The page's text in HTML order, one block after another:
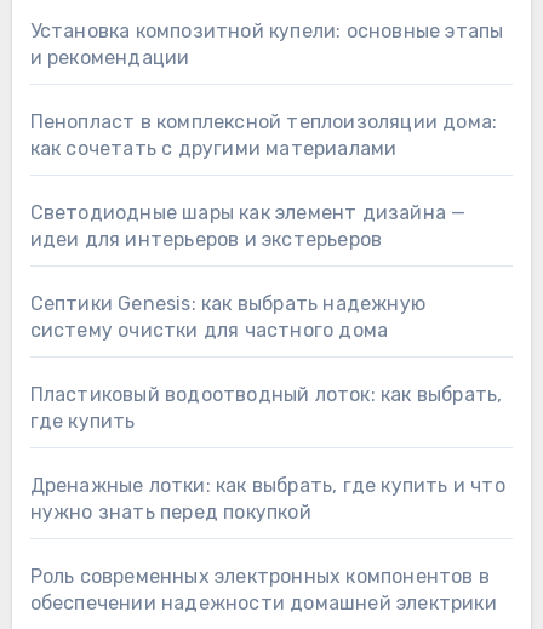
Установка композитной купели: основные этапы
и рекомендации
Пенопласт в комплексной теплоизоляции дома:
как сочетать с другими материалами
Светодиодные шары как элемент дизайна —
идеи для интерьеров и экстерьеров
Септики Genesis: как выбрать надежную
систему очистки для частного дома
Пластиковый водоотводный лоток: как выбрать,
где купить
Дренажные лотки: как выбрать, где купить и что
нужно знать перед покупкой
Роль современных электронных компонентов в
обеспечении надежности домашней электрики